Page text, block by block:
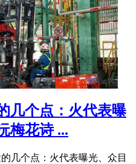
几个点：火代表曝
梅花诗 ...
几个点：火代表曝光、众目